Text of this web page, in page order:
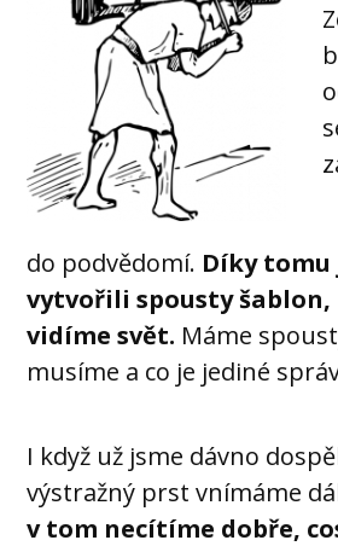
do podvědomí. Díky tomu
vytvořili spousty šablon,
vidíme svět. Máme
musíme a co je jediné
I když už jsme dávno
výstražný prst vnímáme
v tom necítíme dobře,